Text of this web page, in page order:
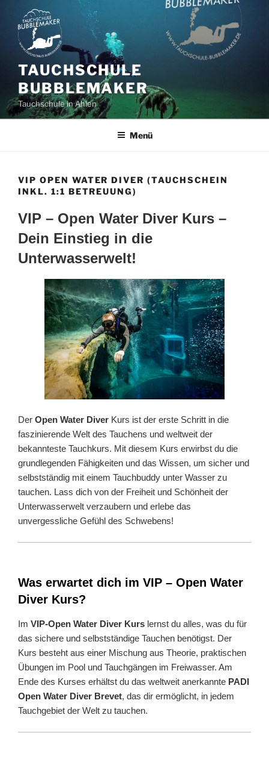
Inhalt
springen
TAUCHSCHULE
BUBBLEMAKER
Tauchschule in Ahlen
Menü
VIP OPEN WATER DIVER (TAUCHSCHEIN
INKL. 1:1 BETREUUNG)
VIP – Open Water Diver Kurs –
Dein Einstieg in die
Unterwasserwelt!
Der Open Water Diver Kurs ist der erste Schritt in die
faszinierende Welt des Tauchens und weltweit der
bekannteste Tauchkurs. Mit diesem Kurs erwirbst du die
grundlegenden Fähigkeiten und das Wissen, um sicher und
selbstständig mit einem Tauchbuddy unter Wasser zu
tauchen. Lass dich von der Freiheit und Schönheit der
Unterwasserwelt verzaubern und erlebe das
unvergessliche Gefühl des Schwebens!
Was erwartet dich im VIP – Open Water
Diver Kurs?
Im VIP-Open Water Diver Kurs lernst du alles, was du für
das sichere und selbstständige Tauchen benötigst. Der
Kurs besteht aus einer Mischung aus Theorie, praktischen
Übungen im Pool und Tauchgängen im Freiwasser. Am
Ende des Kurses erhältst du das weltweit anerkannte PADI
Open Water Diver Brevet, das dir ermöglicht, in jedem
Tauchgebiet der Welt zu tauchen.